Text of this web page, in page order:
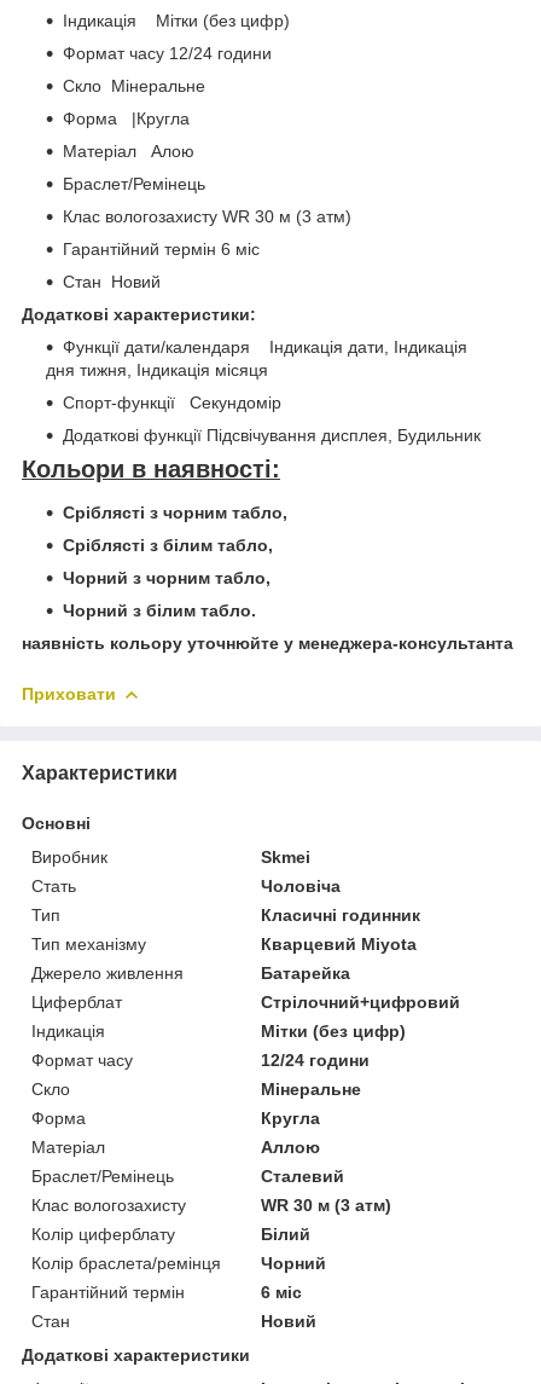
Індикація Мітки (без цифр)
Формат часу 12/24 години
Скло Мінеральне
Форма |Кругла
Матеріал Алою
Браслет/Ремінець
Клас вологозахисту WR 30 м (3 атм)
Гарантійний термін 6 міс
Стан Новий
Додаткові характеристики:
Функції дати/календаря Індикація дати, Індикація
дня тижня, Індикація місяця
Спорт-функції Секундомір
Додаткові функції Підсвічування дисплея, Будильник
Кольори в наявності:
Сріблясті з чорним табло,
Сріблясті з білим табло,
Чорний з чорним табло,
Чорний з білим табло.
наявність кольору уточнюйте у менеджера-консультанта
Приховати
Характеристики
Основні
Виробник
Skmei
Стать
Чоловіча
Тип
Класичні годинник
Тип механізму
Кварцевий Miyota
Джерело живлення
Батарейка
Циферблат
Стрілочний+цифровий
Індикація
Мітки (без цифр)
Формат часу
12/24 години
Скло
Мінеральне
Форма
Кругла
Матеріал
Аллою
Браслет/Ремінець
Сталевий
Клас вологозахисту
WR 30 м (3 атм)
Колір циферблату
Білий
Колір браслета/ремінця
Чорний
Гарантійний термін
6 міс
Стан
Новий
Додаткові характеристики